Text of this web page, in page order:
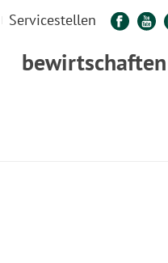
Servicestellen
bewirtschaften